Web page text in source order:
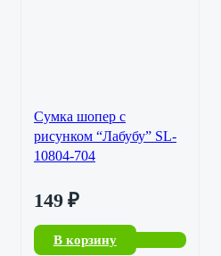
Сумка шопер с
рисунком “Лабубу” SL-
10804-704
149 ₽
В корзину